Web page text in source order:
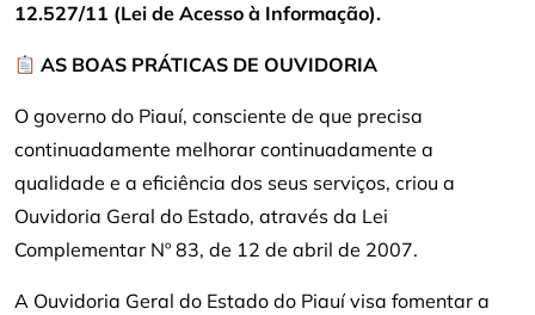
12.527/11 (Lei de Acesso à Informação).
AS BOAS PRÁTICAS DE OUVIDORIA
O governo do Piauí, consciente de que precisa
continuadamente melhorar continuadamente a
qualidade e a eficiência dos seus serviços, criou a
Ouvidoria Geral do Estado, através da Lei
Complementar Nº 83, de 12 de abril de 2007.
A Ouvidoria Geral do Estado do Piauí visa fomentar a